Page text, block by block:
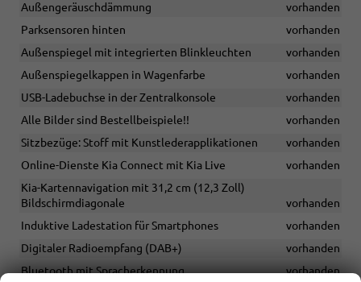
Außengeräuschdämmung
vorhanden
Parksensoren hinten
vorhanden
Außenspiegel mit integrierten Blinkleuchten
vorhanden
Außenspiegelkappen in Wagenfarbe
vorhanden
USB-Ladebuchse in der Zentralkonsole
vorhanden
Alle Bilder sind Bestellbeispiele!!
vorhanden
Sitzbezüge: Stoff mit Kunstlederapplikationen
vorhanden
Online-Dienste Kia Connect mit Kia Live
vorhanden
Kia-Kartennavigation mit 31,2 cm (12,3 Zoll)
Bildschirmdiagonale
vorhanden
Induktive Ladestation für Smartphones
vorhanden
Digitaler Radioempfang (DAB+)
vorhanden
Bluetooth mit Spracherkennung
vorhanden